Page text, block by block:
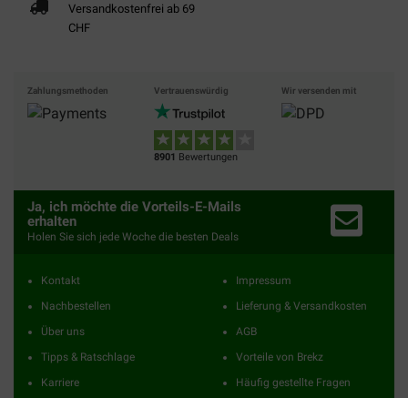
Versandkostenfrei ab 69
CHF
Zahlungsmethoden Vertrauenswürdig
8901 Bewertungen
Wir versenden mit
Ja, ich möchte die Vorteils-E-Mails
erhalten
Holen Sie sich jede Woche die besten Deals
Kontakt
Nachbestellen
Über uns
Tipps & Ratschlage
Karriere
Impressum
Lieferung & Versandkosten
AGB
Vorteile von Brekz
Häufig gestellte Fragen